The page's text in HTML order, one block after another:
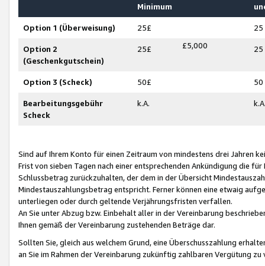
Minimum
Option 1 (Überweisung) 25£ 25
Option 2
(Geschenkgutschein)
25£ £5,000 25
Option 3 (Scheck) 50£ 50
Bearbeitungsgebühr
Scheck
k.A.
Sind auf Ihrem Konto für einen Zeitraum von mindestens drei Jahren
Frist von sieben Tagen nach einer entsprechenden Ankündigung die
Schlussbetrag zurückzuhalten, der dem in der Übersicht
Mindestauszahlungsbetrag entspricht. Ferner können eine etwaig
unterliegen oder durch geltende Verjährungsfristen verfallen.
An Sie unter Abzug bzw. Einbehalt aller in der Vereinbarung
Ihnen gemäß der Vereinbarung zustehenden Beträge dar.
Sollten Sie, gleich aus welchem Grund, eine Überschusszahlung
an Sie im Rahmen der Vereinbarung zukünftig zahlbaren Vergütung zu